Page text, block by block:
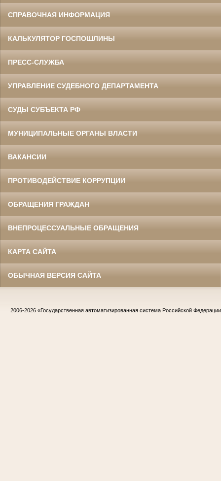
СПРАВОЧНАЯ ИНФОРМАЦИЯ
КАЛЬКУЛЯТОР ГОСПОШЛИНЫ
ПРЕСС-СЛУЖБА
УПРАВЛЕНИЕ СУДЕБНОГО ДЕПАРТАМЕНТА
СУДЫ СУБЪЕКТА РФ
МУНИЦИПАЛЬНЫЕ ОРГАНЫ ВЛАСТИ
ВАКАНСИИ
ПРОТИВОДЕЙСТВИЕ КОРРУПЦИИ
ОБРАЩЕНИЯ ГРАЖДАН
ВНЕПРОЦЕССУАЛЬНЫЕ ОБРАЩЕНИЯ
КАРТА САЙТА
ОБЫЧНАЯ ВЕРСИЯ САЙТА
2006-2026 «Государственная автоматизированная система Российской